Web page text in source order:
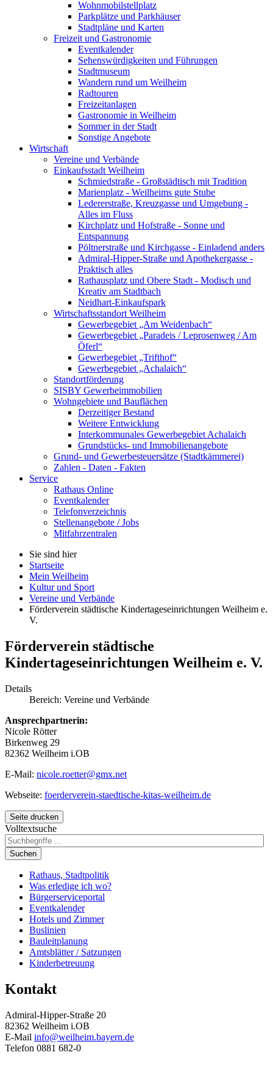
Wohnmobilstellplatz
Parkplätze und Parkhäuser
Stadtpläne und Karten
Freizeit und Gastronomie
Eventkalender
Sehenswürdigkeiten und Führungen
Stadtmuseum
Wandern rund um Weilheim
Radtouren
Freizeitanlagen
Gastronomie in Weilheim
Sommer in der Stadt
Sonstige Angebote
Wirtschaft
Vereine und Verbände
Einkaufsstadt Weilheim
Schmiedstraße - Großstädtisch mit Tradition
Marienplatz - Weilheims gute Stube
Ledererstraße, Kreuzgasse und Umgebung -
Alles im Fluss
Kirchplatz und Hofstraße - Sonne und
Entspannung
Pöltnerstraße und Kirchgasse - Einladend anders
Admiral-Hipper-Straße und Apothekergasse -
Praktisch alles
Rathausplatz und Obere Stadt - Modisch und
Kreativ am Stadtbach
Neidhart-Einkaufspark
Wirtschaftsstandort Weilheim
Gewerbegebiet „Am Weidenbach“
Gewerbegebiet „Paradeis / Leprosenweg / Am
Öferl“
Gewerbegebiet „Trifthof“
Gewerbegebiet „Achalaich“
Standortförderung
SISBY Gewerbeimmobilien
Wohngebiete und Bauflächen
Derzeitiger Bestand
Weitere Entwicklung
Interkommunales Gewerbegebiet Achalaich
Grundstücks- und Immobilienangebote
Grund- und Gewerbesteuersätze (Stadtkämmerei)
Zahlen - Daten - Fakten
Service
Rathaus Online
Eventkalender
Telefonverzeichnis
Stellenangebote / Jobs
Mitfahrzentralen
Sie sind hier
Startseite
Mein Weilheim
Kultur und Sport
Vereine und Verbände
Förderverein städtische Kindertageseinrichtungen Weilheim e.
V.
Förderverein städtische
Kindertageseinrichtungen Weilheim e. V.
Details
Bereich: Vereine und Verbände
Ansprechpartnerin:
Nicole Rötter
Birkenweg 29
82362 Weilheim i.OB
E-Mail: nicole.roetter@gmx.net
Webseite: foerderverein-staedtische-kitas-weilheim.de
Seite drucken
Volltextsuche
Suchen
Rathaus, Stadtpolitik
Was erledige ich wo?
Bürgerserviceportal
Eventkalender
Hotels und Zimmer
Buslinien
Bauleitplanung
Amtsblätter / Satzungen
Kinderbetreuung
Kontakt
Admiral-Hipper-Straße 20
82362 Weilheim i.OB
E-Mail info@weilheim.bayern.de
Telefon 0881 682-0